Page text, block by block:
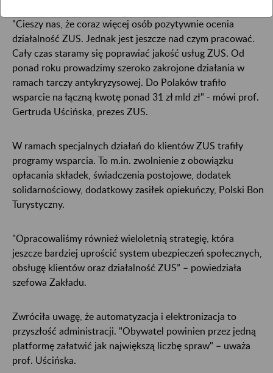
"Cieszy nas, że coraz więcej osób pozytywnie ocenia
działalność ZUS. Jednak jest jeszcze nad czym pracować.
Cały czas staramy się poprawiać jakość usług ZUS. Od
ponad roku prowadzimy szeroko zakrojone działania w
ramach tarczy antykryzysowej. Do Polaków trafiło
wsparcie na łączną kwotę ponad 31 zł mld zł" - mówi prof.
Gertruda Uścińska, prezes ZUS.
W ramach specjalnych działań do klientów ZUS trafiły
programy wsparcia. To m.in. zwolnienie z obowiązku
opłacania składek, świadczenia postojowe, dodatek
solidarnościowy, dodatkowy zasiłek opiekuńczy, Polski Bon
Turystyczny.
"Opracowaliśmy również wieloletnią strategię, która
jeszcze bardziej uprościć system ubezpieczeń społecznych,
obsługę klientów oraz działalność ZUS” – powiedziała
szefowa Zakładu.
Zwróciła uwagę, że automatyzacja i elektronizacja to
przyszłość administracji. "Obywatel powinien przez jedną
platformę załatwić jak największą liczbę spraw" – uważa
prof. Uścińska.